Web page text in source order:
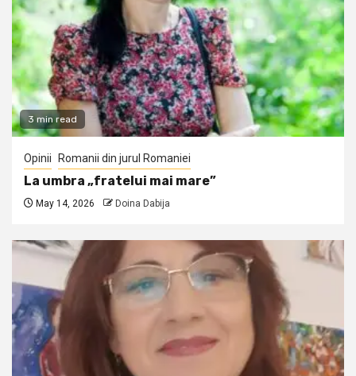
3 min read
Opinii Romanii din jurul Romaniei
La umbra „fratelui mai mare”
May 14, 2026 Doina Dabija